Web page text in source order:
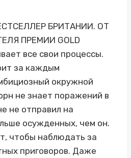
БРИТАНИИ. ОТ
ПРЕМИИ GOLD
все свои процессы.
за каждым
окружной
не знает поражений в
не отправил на
осужденных, чем он.
чтобы наблюдать за
приговоров. Даже